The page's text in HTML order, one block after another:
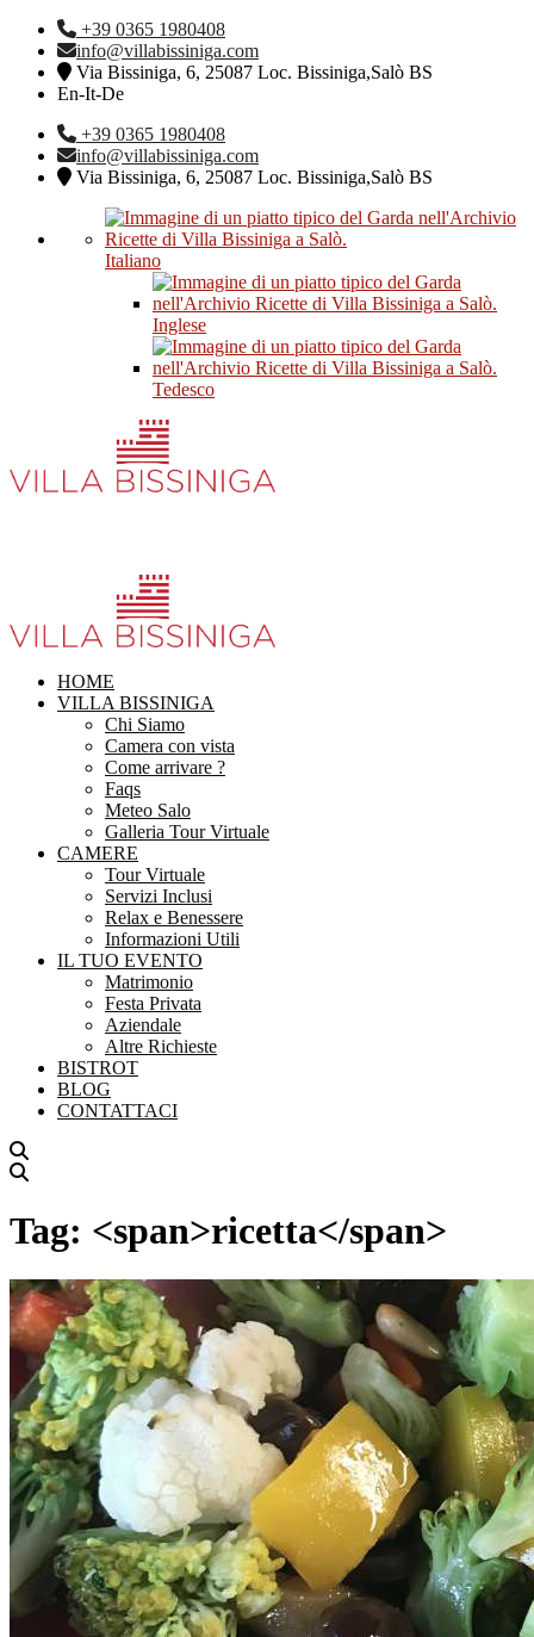
+39 0365 1980408
info@villabissiniga.com
Via Bissiniga, 6, 25087 Loc. Bissiniga,Salò BS
En-It-De
+39 0365 1980408
info@villabissiniga.com
Via Bissiniga, 6, 25087 Loc. Bissiniga,Salò BS
Italiano
Inglese
Tedesco
HOME
VILLA BISSINIGA
Chi Siamo
Camera con vista
Come arrivare ?
Faqs
Meteo Salo
Galleria Tour Virtuale
CAMERE
Tour Virtuale
Servizi Inclusi
Relax e Benessere
Informazioni Utili
IL TUO EVENTO
Matrimonio
Festa Privata
Aziendale
Altre Richieste
BISTROT
BLOG
CONTATTACI
Tag: <span>ricetta</span>